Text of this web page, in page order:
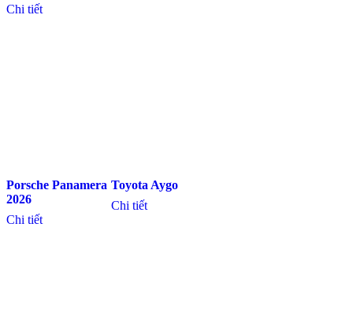
Chi tiết
Porsche Panamera
2026
Chi tiết
Toyota Aygo
Chi tiết